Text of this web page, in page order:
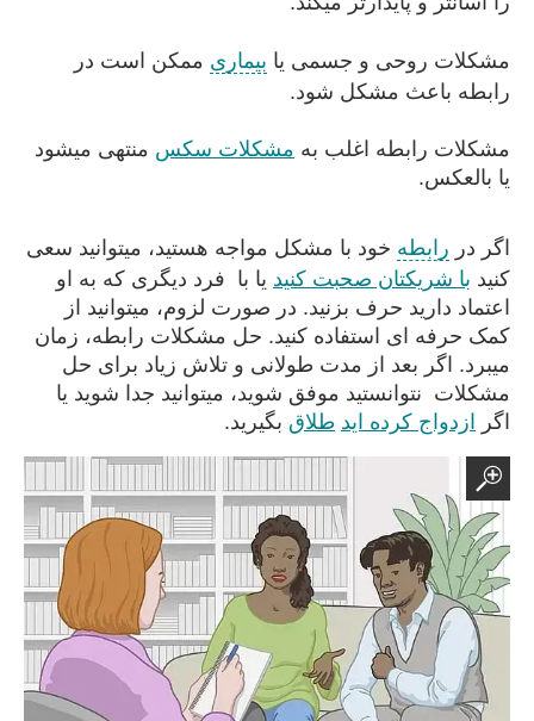
مشکلات روحی و جسمی یا بیماری ممکن است در
رابطه باعث مشکل شود.
مشکلات رابطه اغلب به مشکلات سکس منتهی میشود
یا بالعکس.
اگر در رابطه خود با مشکل مواجه هستید، میتوانید سعی
کنید با شریکتان صحبت کنید یا با فرد دیگری که به او
اعتماد دارید حرف بزنید. در صورت لزوم، میتوانید از
کمک حرفه ای استفاده کنید. حل مشکلات رابطه، زمان
میبرد. اگر بعد از مدت طولانی و تلاش زیاد برای حل
مشکلات نتوانستید موفق شوید، میتوانید جدا شوید یا
اگر ازدواج کرده اید طلاق بگیرید.